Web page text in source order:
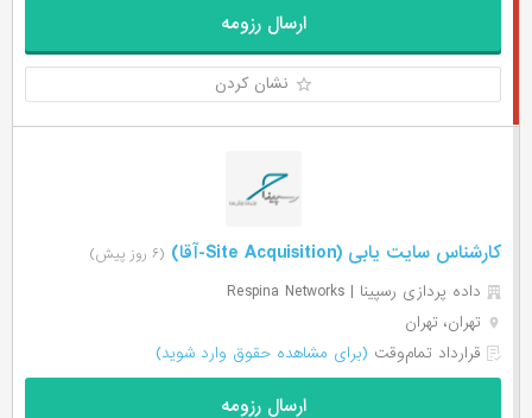
ارسال رزومه
نشان کردن
کارشناس سایت یابی (Site Acquisition-آقا) (۶ روز پیش)
داده پردازی رسپینا | Respina Networks
تهران، تهران
قرارداد تمام‌وقت (برای مشاهده حقوق وارد شوید)
ارسال رزومه